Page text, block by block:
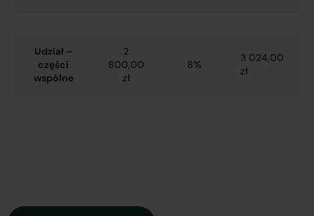
Udział –
części
wspólne
2
800,00
zł
8%
3 024,00
zł